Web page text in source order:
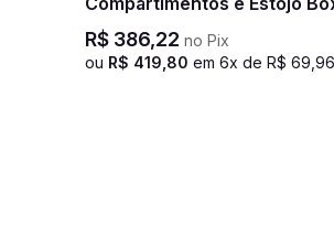
Sestini Studio - Lilás
R$ 386,22 no Pix
ou R$ 419,80 em 6x de R$ 69,96